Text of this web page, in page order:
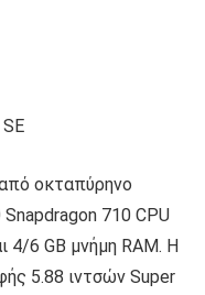
οκταπύρηνο
710 CPU
4/6 GB μνήμη RAM. Η
5.88 ιντσών Super